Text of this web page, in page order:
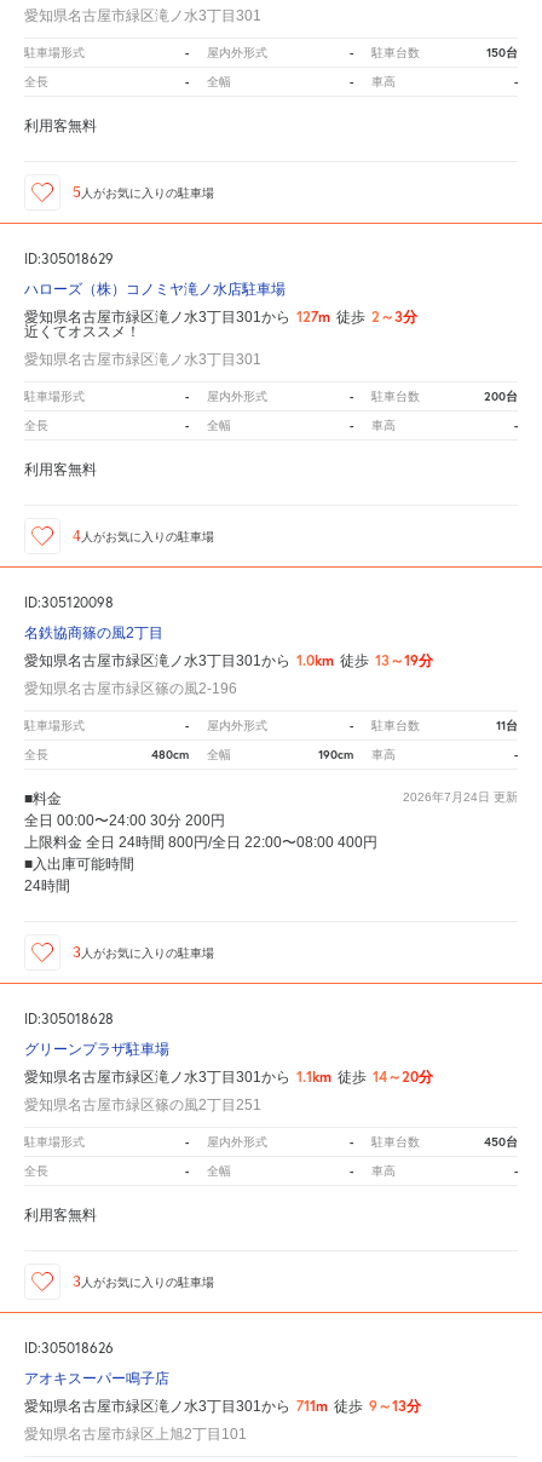
愛知県名古屋市緑区滝ノ水3丁目301
駐車場形式 - 屋内外形式 - 駐車台数 150台
全長 - 全幅 - 車高 -
利用客無料
5 人がお気に入りの駐車場
ID:305018629
ハローズ（株）コノミヤ滝ノ水店駐車場
愛知県名古屋市緑区滝ノ水3丁目301から 127m 徒歩 2～3分
近くてオススメ！
愛知県名古屋市緑区滝ノ水3丁目301
駐車場形式 - 屋内外形式 - 駐車台数 200台
全長 - 全幅 - 車高 -
利用客無料
4 人がお気に入りの駐車場
ID:305120098
名鉄協商篠の風2丁目
愛知県名古屋市緑区滝ノ水3丁目301から 1.0km 徒歩 13～19分
愛知県名古屋市緑区篠の風2-196
駐車場形式 - 屋内外形式 - 駐車台数 11台
全長 480cm 全幅 190cm 車高 -
2026年7月24日 更新
■料金
全日 00:00〜24:00 30分 200円
上限料金 全日 24時間 800円/全日 22:00〜08:00 400円
■入出庫可能時間
24時間
3 人がお気に入りの駐車場
ID:305018628
グリーンプラザ駐車場
愛知県名古屋市緑区滝ノ水3丁目301から 1.1km 徒歩 14～20分
愛知県名古屋市緑区篠の風2丁目251
駐車場形式 - 屋内外形式 - 駐車台数 450台
全長 - 全幅 - 車高 -
利用客無料
3 人がお気に入りの駐車場
ID:305018626
アオキスーパー鳴子店
愛知県名古屋市緑区滝ノ水3丁目301から 711m 徒歩 9～13分
愛知県名古屋市緑区上旭2丁目101